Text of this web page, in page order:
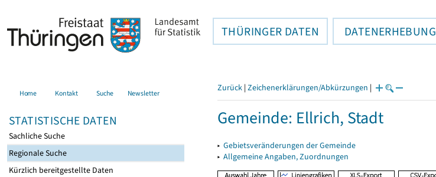
THÜRINGER DATEN DATENERHEBUNG
Home Kontakt Suche Newsletter
STATISTISCHE DATEN
Sachliche Suche
Regionale Suche
Kürzlich bereitgestellte Daten
Zurück | Zeichenerklärungen/Abkürzungen |
Gemeinde: Ellrich, Stadt
▸ Gebietsveränderungen der Gemeinde
▸ Allgemeine Angaben, Zuordnungen